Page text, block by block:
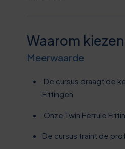
Waarom
Meerwaarde
De cursus draagt de
Fittingen
Onze Twin Ferrule
De cursus traint de
5
6
7
9
9
4